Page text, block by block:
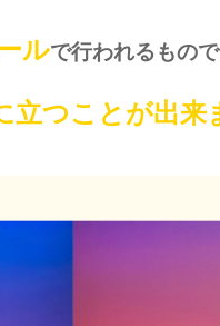
ルで行われるもので
立つことが出来